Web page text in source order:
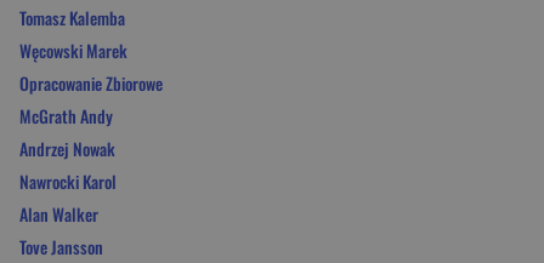
Tomasz Kalemba
Węcowski Marek
Opracowanie Zbiorowe
McGrath Andy
Andrzej Nowak
Nawrocki Karol
Alan Walker
Tove Jansson